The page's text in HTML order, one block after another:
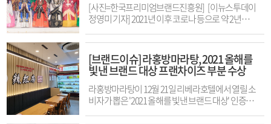
[사진=한국프리미엄브랜드진흥원] [이뉴스투데이
정영미 기자] 2021년 이후 코로나 등으로 약 2년간
연기되며 많은 이들이 기다려 온 우리나라 최초의
여성 임금이자 신라의 27대 왕인 선덕여왕의 업적을
널리 알리고, 그 면모를 본받기 위한 취지로 개최된
'선덕여왕 선발대회'가 2024년 새로운 막을 열었다.
전 연령이 참가할 수 있는 신라 전통의 미를 알리는
'2024 선덕여왕 선발대회'는 공식 홈페이지를 통해
참가 신청이 가능하다. 선덕여왕 선발대회의 참가
[브랜드이슈] 라홍방마라탕, 2021 올해를
빛낸 브랜드 대상 프랜차이즈 부분 수상
라홍방마라탕이 12월 21일 리베라호텔에서 열릴 소
비자가 뽑은 '2021 올해를 빛낸 브랜드 대상' 인증식
에서 프랜차이즈(마라탕전문점) 부문 대상을 수상